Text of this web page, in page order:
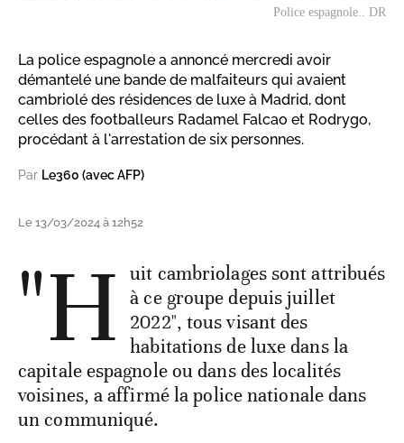
Police espagnole.. DR
La police espagnole a annoncé mercredi avoir
démantelé une bande de malfaiteurs qui avaient
cambriolé des résidences de luxe à Madrid, dont
celles des footballeurs Radamel Falcao et Rodrygo,
procédant à l'arrestation de six personnes.
Par Le360 (avec AFP)
Le 13/03/2024 à 12h52
"H
uit cambriolages sont attribués
à ce groupe depuis juillet
2022", tous visant des
habitations de luxe dans la
capitale espagnole ou dans des localités
voisines, a affirmé la police nationale dans
un communiqué.